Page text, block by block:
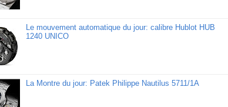
Le mouvement automatique du jour: calibre Hublot HUB
1240 UNICO
La Montre du jour: Patek Philippe Nautilus 5711/1A